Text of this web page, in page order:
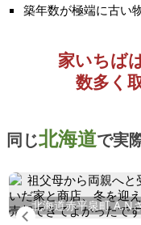
築年数が極端に古い
家いちば
数多く
同じ北海道で実
Previous
北海道赤平泉町 A.N